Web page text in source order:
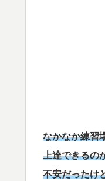
なかなか練習
上達できるの
不安だったけ